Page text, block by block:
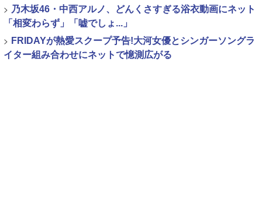
> 乃木坂46・中西アルノ、どんくさすぎる浴衣動画にネット
「相変わらず」「嘘でしょ...」
> FRIDAYが熱愛スクープ予告!大河女優とシンガーソングラ
イター組み合わせにネットで憶測広がる